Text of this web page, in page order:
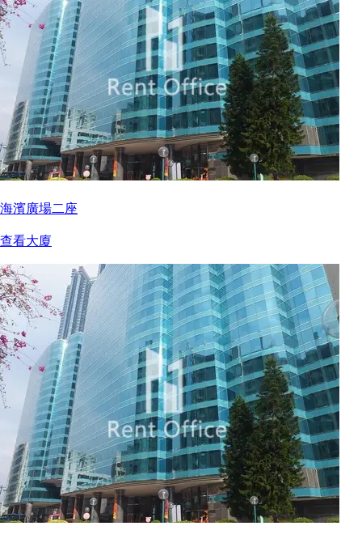
海濱廣場二座
查看大廈